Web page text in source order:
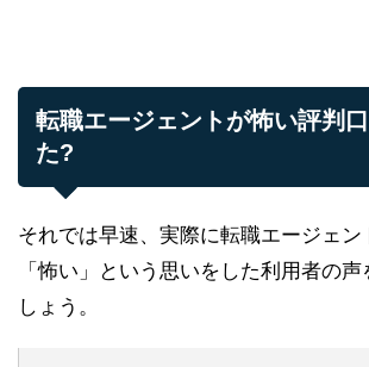
転職エージェントが怖い評判
た?
それでは早速、実際に転職エージェン
「怖い」という思いをした利用者の声
しょう。